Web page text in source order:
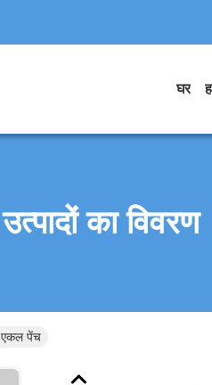
घर
उत्पादों का विवरण
एकल पेंच